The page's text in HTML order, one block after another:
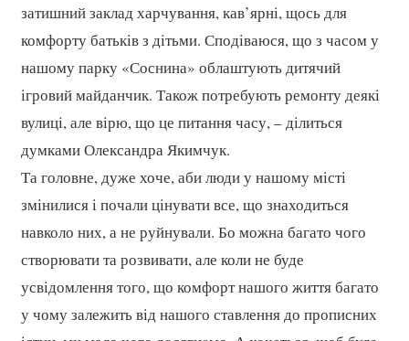
затишний заклад харчування, кав’ярні, щось для
комфорту батьків з дітьми. Сподіваюся, що з часом у
нашому парку «Соснина» облаштують дитячий
ігровий майданчик. Також потребують ремонту деякі
вулиці, але вірю, що це питання часу, – ділиться
думками Олександра Якимчук.
Та головне, дуже хоче, аби люди у нашому місті
змінилися і почали цінувати все, що знаходиться
навколо них, а не руйнували. Бо можна багато чого
створювати та розвивати, але коли не буде
усвідомлення того, що комфорт нашого життя багато
у чому залежить від нашого ставлення до прописних